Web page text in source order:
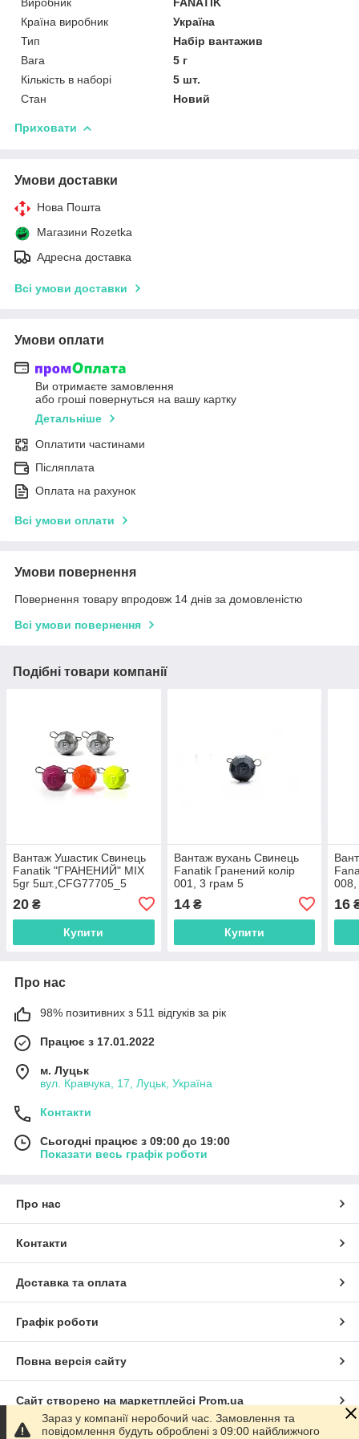
Країна виробник
Україна
Тип
Набір вантажив
Вага
5 г
Кількість в наборі
5 шт.
Стан
Новий
Приховати
Умови доставки
Нова Пошта
Магазини Rozetka
Адресна доставка
Всі умови доставки
Умови оплати
Ви отримаєте замовлення
або гроші повернуться на вашу картку
Детальніше
Оплатити частинами
Післяплата
Оплата на рахунок
Всі умови оплати
Умови повернення
Повернення товару впродовж 14 днів за домовленістю
Всі умови повернення
Подібні товари компанії
Вантаж Ушастик Свинець
Fanatik "ГРАНЕНИЙ" MIX
5gr 5шт.,CFG77705_5
20 ₴
Купити
Вантаж вухань Свинець
Fanatik Гранений колір
001, 3 грам 5
14₴
Купити
008,
16
Про нас
98% позитивних з 511 відгуків за рік
Працює з 17.01.2022
м. Луцьк
вул. Кравчука, 17, Луцьк, Україна
Контакти
Сьогодні працює з 09:00 до 19:00
Показати весь графік роботи
Про нас
Контакти
Доставка та оплата
Графік роботи
Повна версія сайту
Сайт створено на маркетплейсі Prom.ua
Зараз у компанії неробочий час. Замовлення та
повідомлення будуть оброблені з 09:00 найближчого